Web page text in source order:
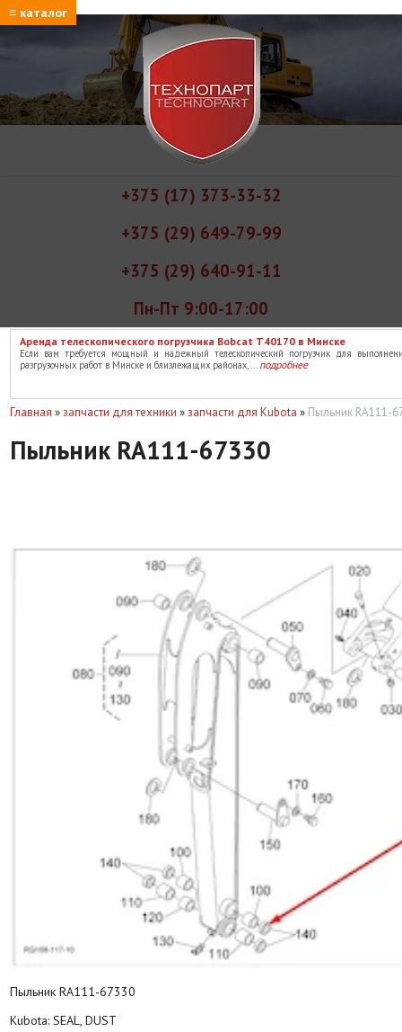
≡ каталог
+375 (17) 373-33-32
+375 (29) 649-79-99
+375 (29) 640-91-11
Пн-Пт 9:00-17:00
Аренда телескопического погрузчика Bobcat T40170 в Минске
Если вам требуется мощный и надежный телескопический погрузчик для
разгрузочных работ в Минске и близлежащих районах, ... подробнее
Главная »запчасти для техники »запчасти для Kubota » Пыльник RA111-
Пыльник RA111-67330
Пыльник RA111-67330
Kubota: SEAL, DUST